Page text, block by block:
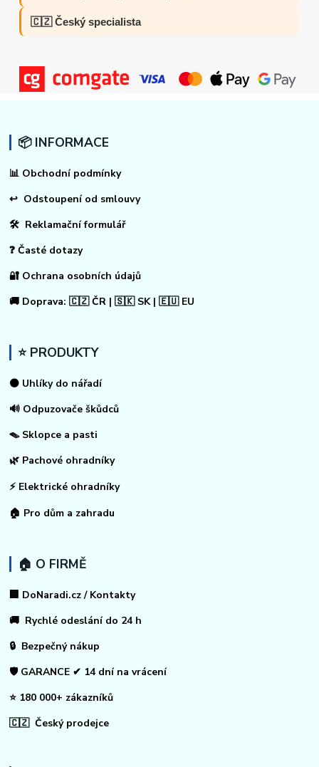
🇨🇿 Český specialista
📦 INFORMACE
📊 Obchodní podmínky
↩ Odstoupení od smlouvy
🛠 Reklamační formulář
❓ Časté dotazy
🔐 Ochrana osobních údajů
🚚 Doprava: 🇨🇿 ČR | 🇸🇰 SK | 🇪🇺 EU
⭐ PRODUKTY
⚫ Uhlíky do nářadí
🔊 Odpuzovače škůdců
🪤 Sklopce a pasti
🌿 Pachové ohradníky
⚡ Elektrické ohradníky
🏠 Pro dům a zahradu
🏠 O FIRMĚ
🏢 DoNaradi.cz / Kontakty
🚚 Rychlé odeslání do 24 h
🔒 Bezpečný nákup
🛡️ GARANCE ✔ 14 dní na vrácení
⭐ 180 000+ zákazníků
🇨🇿 Český prodejce